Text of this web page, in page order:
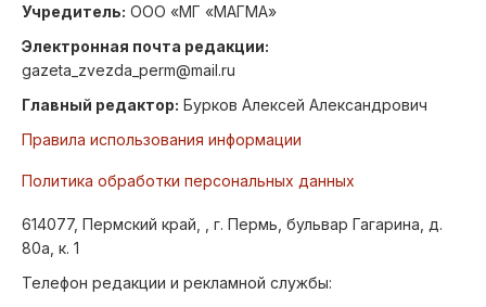
Учредитель: ООО «МГ «МАГМА»
Электронная почта редакции:
gazeta_zvezda_perm@mail.ru
Главный редактор: Бурков Алексей Александрович
Правила использования информации
Политика обработки персональных данных
614077, Пермский край, , г. Пермь, бульвар Гагарина, д.
80а, к. 1
Телефон редакции и рекламной службы: